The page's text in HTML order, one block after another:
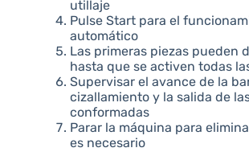
utillaje
Pulse Start para el
automático
Las primeras piezas pueden
hasta que se activen todas
Supervisar el avance de la
cizallamiento y la salida de
conformadas
Parar la máquina para
es necesario